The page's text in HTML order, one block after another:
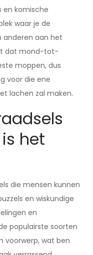
komische
waar je de
aan het
dat mond-tot-
moppen, dus
voor die ene
lachen zal maken.
het
die mensen kunnen
en wiskundige
en
populairste soorten
voorwerp, wat ben